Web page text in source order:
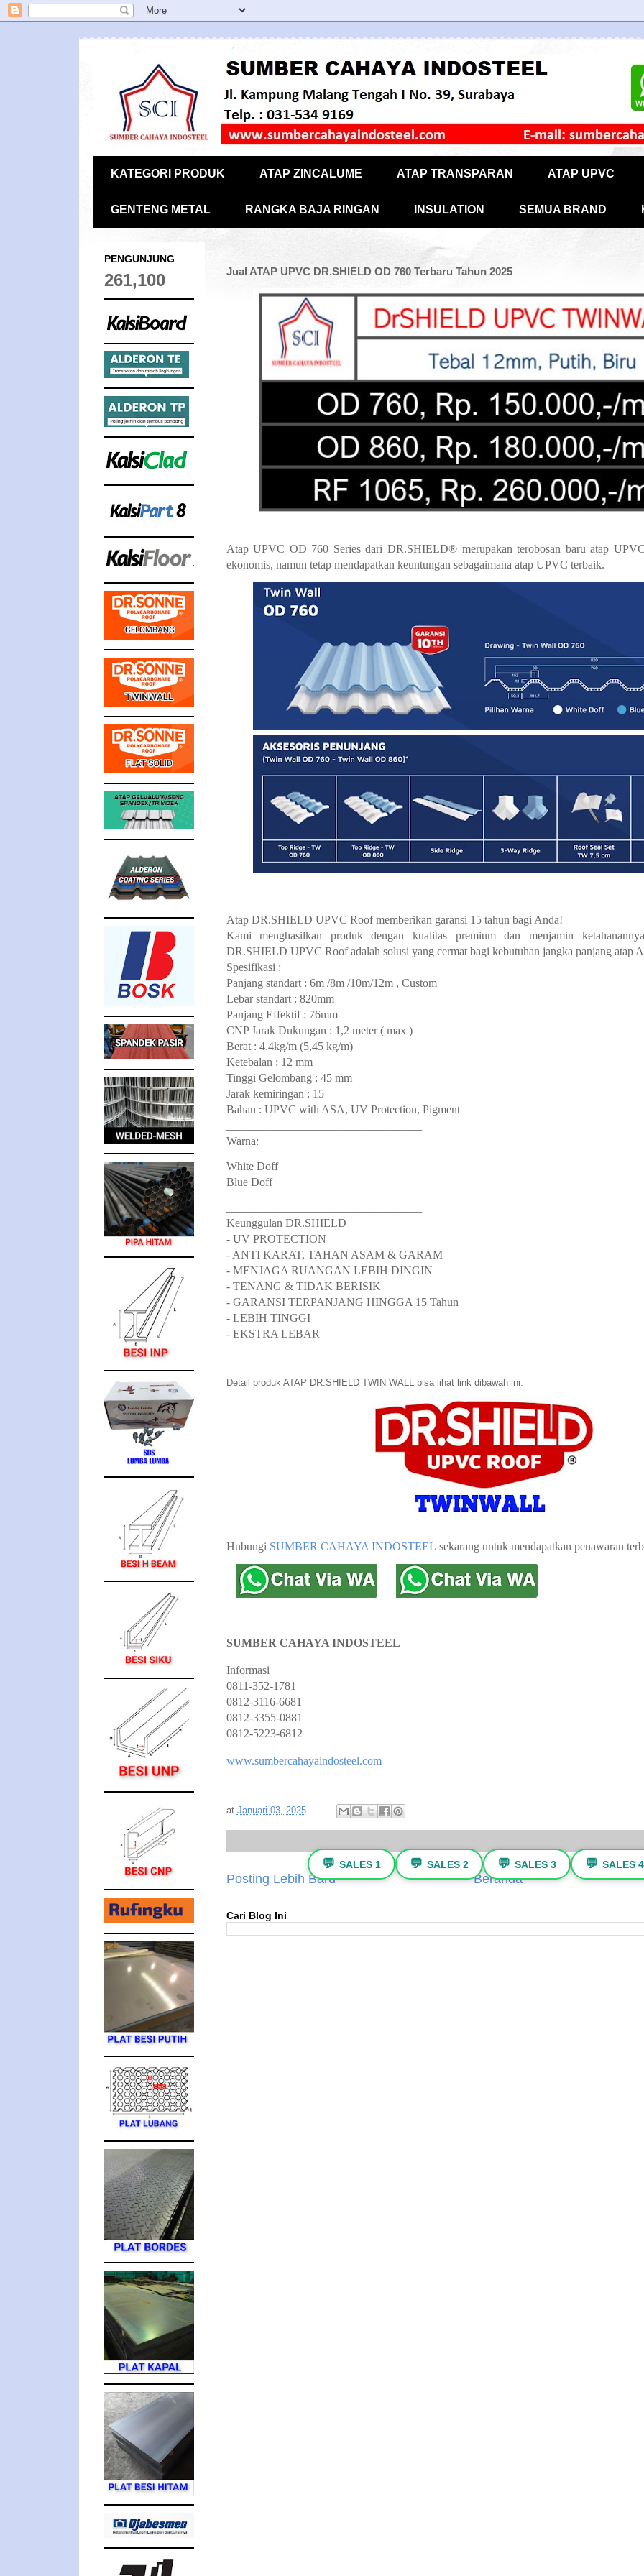
KATEGORI PRODUK ATAP ZINCALUME ATAP TRANSPARAN ATAP UPVC
GENTENG METAL RANGKA BAJA RINGAN INSULATION SEMUA BRAND
Jual ATAP UPVC DR.SHIELD OD 760 Terbaru Tahun 2025
Atap UPVC OD 760 Series dari DR.SHIELD® merupakan terobosan baru atap
ekonomis, namun tetap mendapatkan keuntungan sebagaimana atap UPVC terbaik.
Atap DR.SHIELD UPVC Roof memberikan garansi 15 tahun bagi Anda!
Kami menghasilkan produk dengan kualitas premium dan menjamin
DR.SHIELD UPVC Roof adalah solusi yang cermat bagi kebutuhan jangka panjang atap
Spesifikasi :
Panjang standart : 6m /8m /10m/12m , Custom
Lebar standart : 820mm
Panjang Effektif : 76mm
CNP Jarak Dukungan : 1,2 meter ( max )
Berat : 4.4kg/m (5,45 kg/m)
Ketebalan : 12 mm
Tinggi Gelombang : 45 mm
Jarak kemiringan : 15
Bahan : UPVC with ASA, UV Protection, Pigment
Warna:
White Doff
Blue Doff
Keunggulan DR.SHIELD
- UV PROTECTION
- ANTI KARAT, TAHAN ASAM & GARAM
- MENJAGA RUANGAN LEBIH DINGIN
- TENANG & TIDAK BERISIK
- GARANSI TERPANJANG HINGGA 15 Tahun
- LEBIH TINGGI
- EKSTRA LEBAR
Detail produk ATAP DR.SHIELD TWIN WALL bisa lihat link dibawah ini:
Hubungi SUMBER CAHAYA INDOSTEEL sekarang untuk mendapatkan penawaran
SUMBER CAHAYA INDOSTEEL
Informasi
0811-352-1781
0812-3116-6681
0812-3355-0881
0812-5223-6812
www.sumbercahayaindosteel.com
at Januari 03, 2025
Posting Lebih Baru Beranda
Cari Blog Ini
PENGUNJUNG
261,100
💬 SALES 1 💬 SALES 2 💬 SALES 3 💬 SALES 4